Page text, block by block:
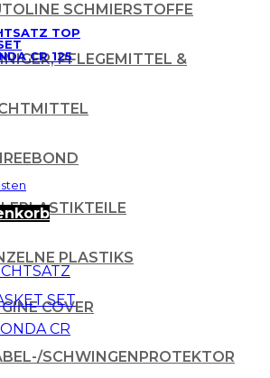
SCHMIERSTOFFE
PFLEGEMITTEL &
PLASTIKTEILE
PLASTIKS
COVER
SCHWINGENPROTEKTOR
TOP
CR 125